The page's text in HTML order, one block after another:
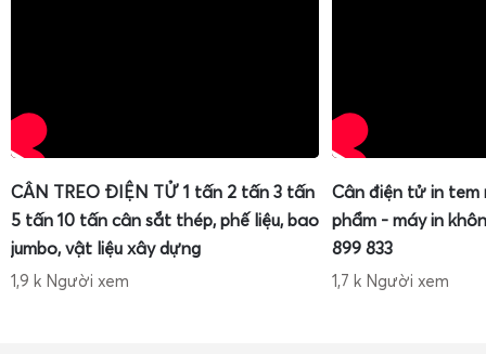
CÂN TREO ĐIỆN TỬ 1 tấn 2 tấn 3 tấn
5 tấn 10 tấn cân sắt thép, phế liệu, bao
jumbo, vật liệu xây dựng
1,9 k Người xem
Cân điện tử in tem
phẩm - máy in
899 833
1,7 k Người xem